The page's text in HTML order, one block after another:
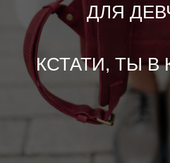
ДЛЯ
КСТАТИ, ТЫ В